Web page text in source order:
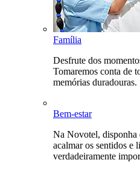
Família
Desfrute dos
Tomaremos conta de
memórias duradouras.
Bem-estar
Na Novotel, disponha
acalmar os sentidos e
verdadeiramente